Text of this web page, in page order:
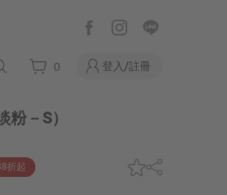
0 登入/註冊
粉－S）
折起